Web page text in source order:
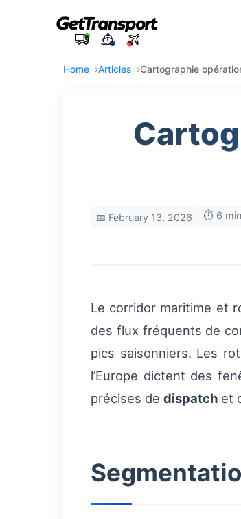
Home Articles Cartographie
📅 February 13, 2026 ⏱️ 6
Le corridor maritime et
des flux fréquents de
pics saisonniers. Les
l’Europe dictent des
précises de dispatch et